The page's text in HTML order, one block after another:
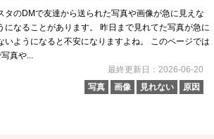
タのDMで友達から送られた写真や画像が急に見えな
になることがあります。 昨日まで見れてた写真が急に
いようになると不安になりますよね。 このページでは
写真や...
最終更新日：2026-06-20
写真
画像 見れない 原因